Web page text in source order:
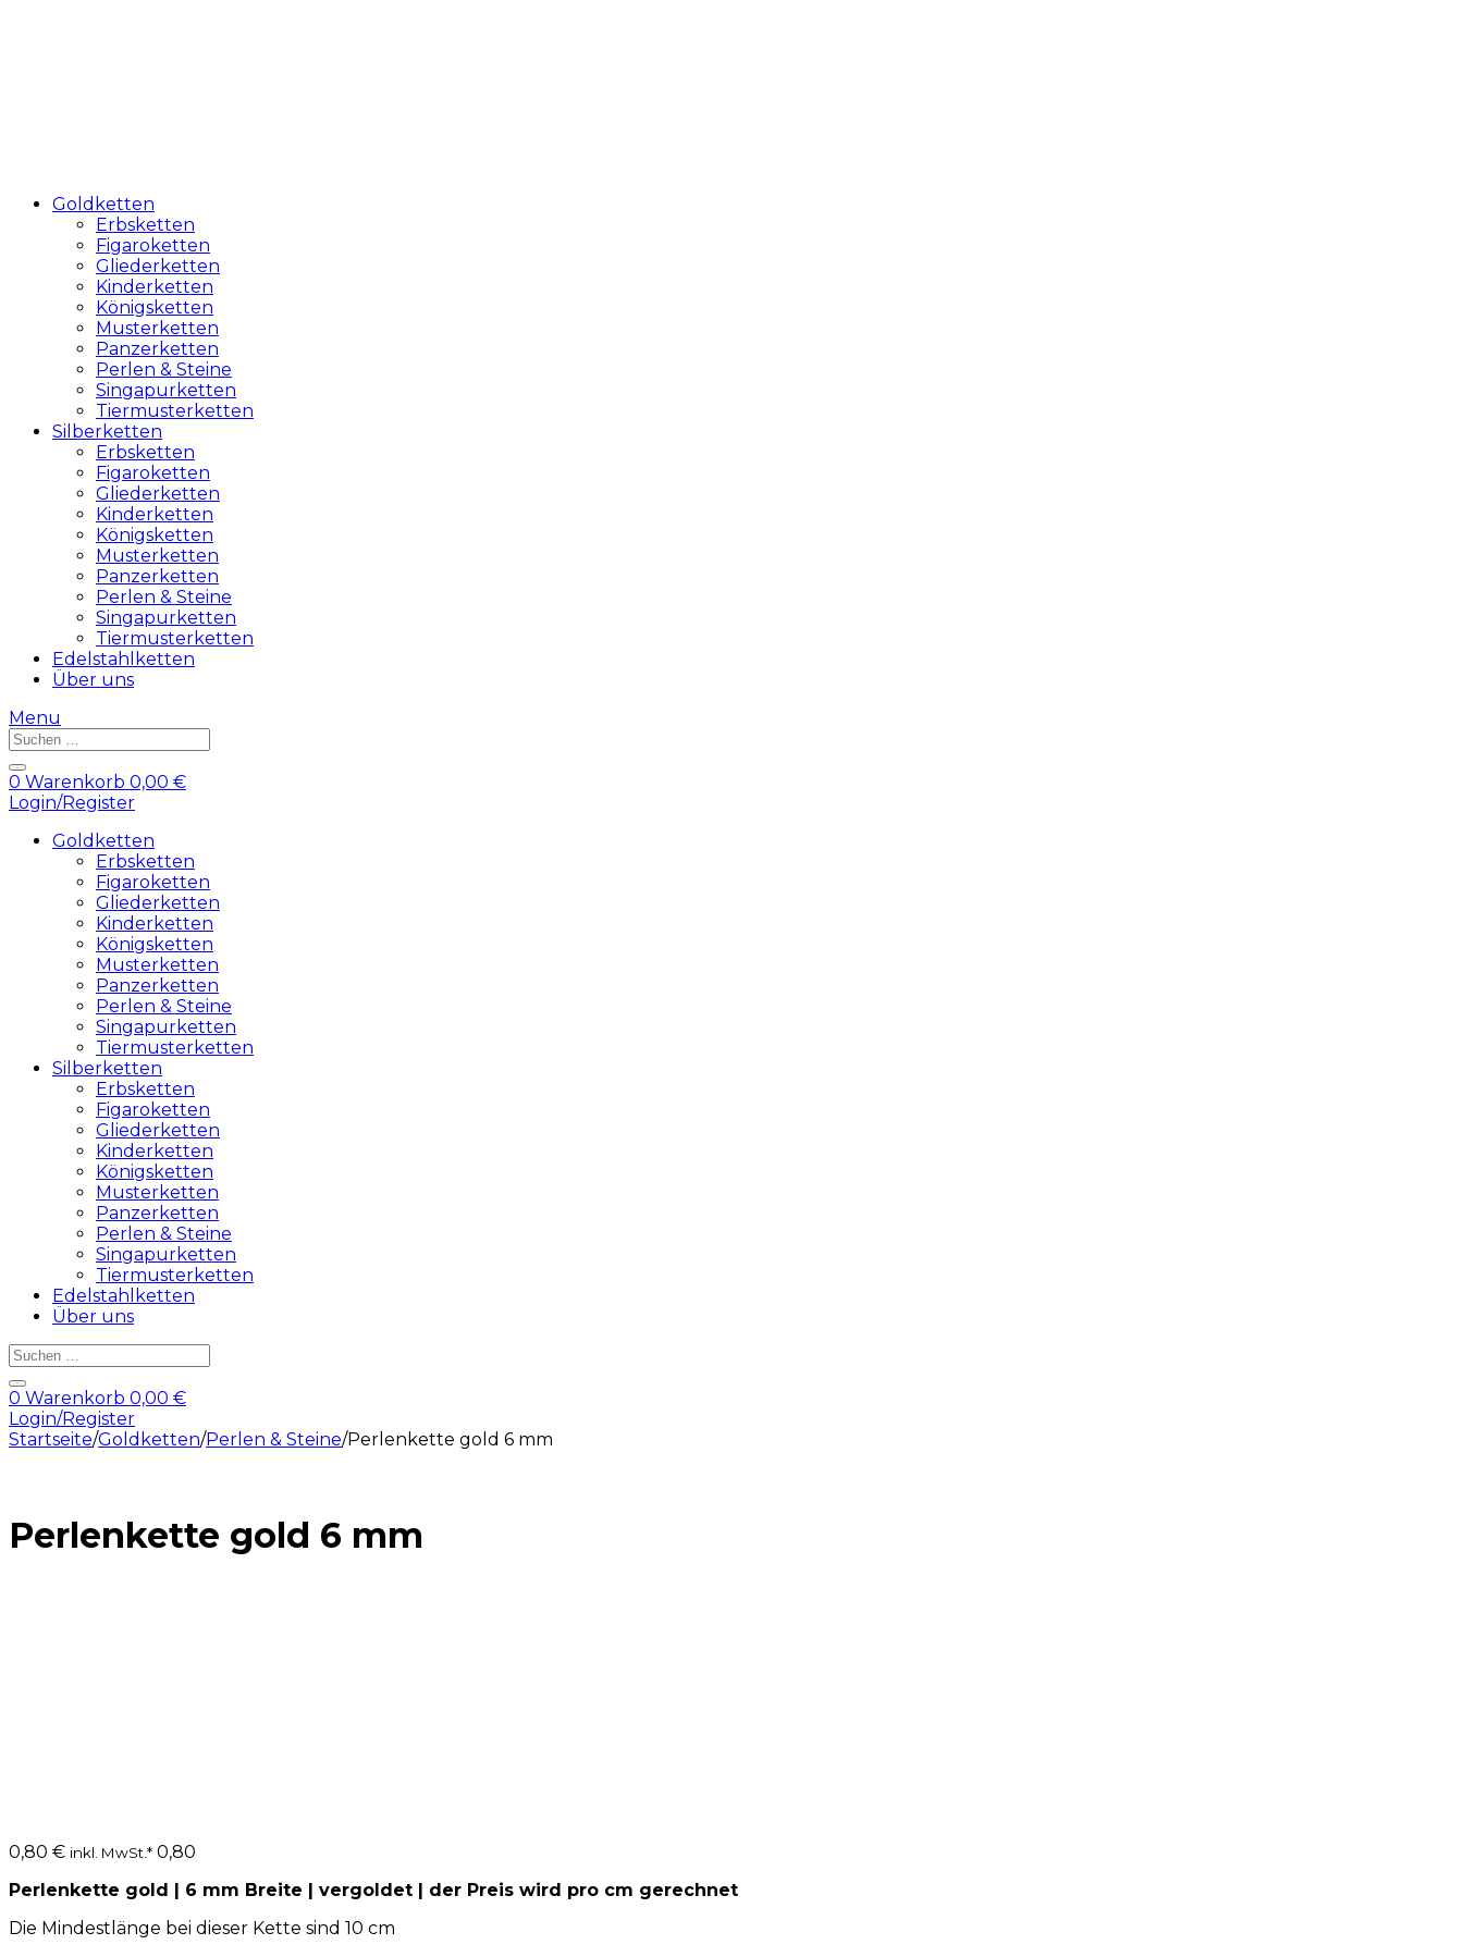
Goldketten
Erbsketten
Figaroketten
Gliederketten
Kinderketten
Königsketten
Musterketten
Panzerketten
Perlen & Steine
Singapurketten
Tiermusterketten
Silberketten
Erbsketten
Figaroketten
Gliederketten
Kinderketten
Königsketten
Musterketten
Panzerketten
Perlen & Steine
Singapurketten
Tiermusterketten
Edelstahlketten
Über uns
Menu
Products
search
0 Warenkorb 0,00 €
Login/Register
Goldketten
Erbsketten
Figaroketten
Gliederketten
Kinderketten
Königsketten
Musterketten
Panzerketten
Perlen & Steine
Singapurketten
Tiermusterketten
Silberketten
Erbsketten
Figaroketten
Gliederketten
Kinderketten
Königsketten
Musterketten
Panzerketten
Perlen & Steine
Singapurketten
Tiermusterketten
Edelstahlketten
Über uns
Products
search
0 Warenkorb 0,00 €
Login/Register
Startseite/Goldketten/Perlen & Steine/Perlenkette gold 6 mm
Perlenkette gold 6 mm
0,80 € inkl. MwSt.* 0,80
Perlenkette gold | 6 mm Breite | vergoldet | der Preis wird pro cm gerechnet
Die Mindestlänge bei dieser Kette sind 10 cm